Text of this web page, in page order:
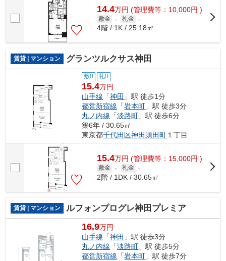
14.4万円 (管理費等：10,000円 )
敷金 - 礼金 -
4階 / 1K / 25.18㎡
賃貸 | マンション グランツルクサス神田
敷0 礼0
15.4万円
山手線 「神田 」駅 徒歩1分
都営新宿線 「岩本町 」駅 徒歩3分
丸ノ内線 「淡路町 」駅 徒歩6分
築6年 / 30.65㎡
東京都千代田区神田須田町１丁目
15.4万円 (管理費等：15,000円 )
敷金 - 礼金 -
2階 / 1DK / 30.65㎡
賃貸 | マンション ルフォンプログレ神田プレミア
16.9万円
山手線 「神田 」駅 徒歩3分
丸ノ内線 「淡路町 」駅 徒歩5分
都営新宿線 「岩本町 」駅 徒歩7分